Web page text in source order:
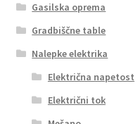
Gasilska oprema
Gradbiščne table
Nalepke elektrika
Električna napetost
Električni tok